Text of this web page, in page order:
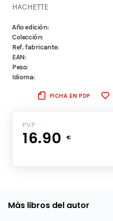
HACHETTE
Año edición:
Colección:
Ref. fabricante:
EAN:
Peso:
Idioma:
FICHA EN PDF
PVP
16.90 €
Más libros del autor